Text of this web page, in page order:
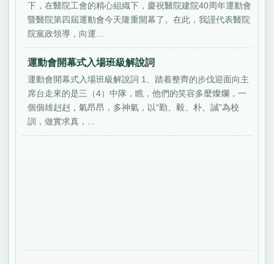
下，在醫院工會的精心組織下，慶祝醫院建院40周年運動會
暨醫院第四屆運動會今天隆重開幕了。在此，我謹代表醫院
院黨政領導，向運...
運動會開幕式入場班級解說詞
運動會開幕式入場班級解說詞 1、踏着整齊的步伐迎面向主
席台走來的是三（4）中隊，瞧，他們的笑容多麼燦爛，一
個個雄赳赳，氣昂昂，多神氣，以“勤、毅、朴、誠”為校
訓，做實求真，...